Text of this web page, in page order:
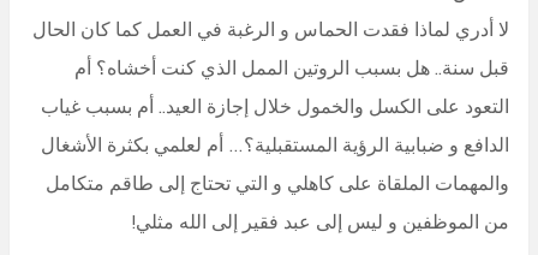
لا أدري لماذا فقدت الحماس و الرغبة في العمل كما كان الحال
قبل سنة.. هل بسبب الروتين الممل الذي كنت أخشاه؟ أم
التعود على الكسل والخمول خلال إجازة العيد.. أم بسبب غياب
الدافع و ضبابية الرؤية المستقبلية؟… أم لعلمي بكثرة الأشغال
والمهمات الملقاة على كاهلي و التي تحتاج إلى طاقم متكامل
من الموظفين و ليس إلى عبد فقير إلى الله مثلي!